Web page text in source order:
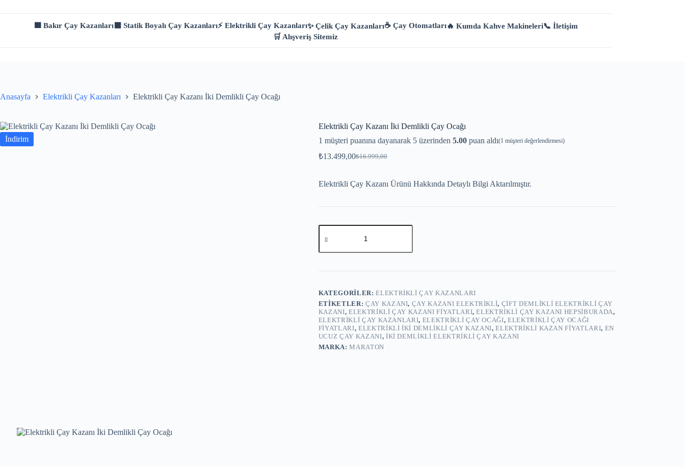
🟫 Bakır Çay Kazanları⬛ Statik Boyalı Çay Kazanları⚡ Elektrikli Çay Kazanları✨ Çelik Çay Kazanları☕ Çay Otomatları🔥 Kumda Kahve Makineleri📞 İletişim
🛒 Alışveriş Sitemiz
Anasayfa Elektrikli Çay Kazanları Elektrikli Çay Kazanı İki Demlikli Çay Ocağı
İndirim
Elektrikli Çay Kazanı İki Demlikli Çay Ocağı
1 müşteri puanına dayanarak 5 üzerinden 5.00puan aldı(1 müşteri değerlendirmesi)
₺16.999,00
Orijinal
₺16.999,00.
₺13.499,00Şu
₺13.499,00.
Elektrikli Çay Kazanı Ürünü Hakkında Detaylı Bilgi Aktarılmıştır.
Elektrikli
Çay
İki
Çay
adet
KATEGORILER:ELEKTRIKLI ÇAY KAZANLARI
ETIKETLER: ÇAY KAZANI, ÇAY KAZANI ELEKTRIKLI, ÇIFT DEMLIKLI ELEKTRIKLI ÇAY
KAZANI,ELEKTRIKLI ÇAY KAZANI FIYATLARI,ELEKTRIKLI ÇAY KAZANI HEPSIBURADA,
ELEKTRIKLI ÇAY KAZANLARI, ELEKTRIKLI ÇAY OCAĞI,ELEKTRIKLI ÇAY OCAĞI
FIYATLARI, ELEKTRIKLI IKI DEMLIKLI ÇAY KAZANI,ELEKTRIKLI KAZAN FIYATLARI, EN
UCUZ ÇAY KAZANI, IKI DEMLIKLI ELEKTRIKLI ÇAY KAZANI
MARKA:MARATON